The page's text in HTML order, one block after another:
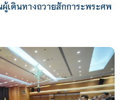
เดินทางถวายสักการะพระศพ